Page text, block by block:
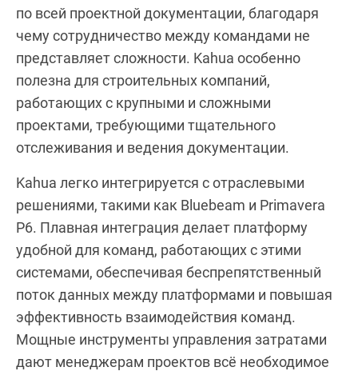
по всей проектной документации, благодаря
чему сотрудничество между командами не
представляет сложности. Kahua особенно
полезна для строительных компаний,
работающих с крупными и сложными
проектами, требующими тщательного
отслеживания и ведения документации.
Kahua легко интегрируется с отраслевыми
решениями, такими как Bluebeam и Primavera
P6. Плавная интеграция делает платформу
удобной для команд, работающих с этими
системами, обеспечивая беспрепятственный
поток данных между платформами и повышая
эффективность взаимодействия команд.
Мощные инструменты управления затратами
дают менеджерам проектов всё необходимое